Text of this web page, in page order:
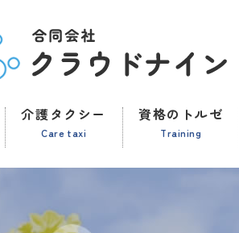
介護タクシー
Care taxi
資格のトルゼ
Training